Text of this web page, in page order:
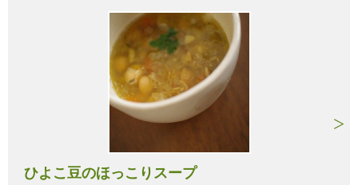
ひよこ豆のほっこりスープ